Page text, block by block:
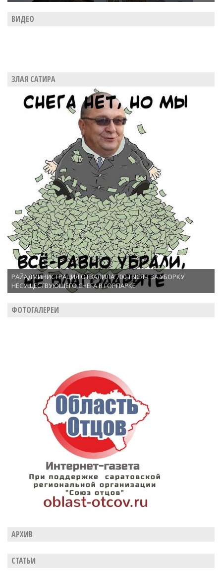
ВИДЕО
ЗЛАЯ САТИРА
РАЙАДМИНИСТРАЦИЯ ОТВАЛИЛА 700 ТЫСЯЧ ЗА УБОРКУ
НЕСУЩЕСТВУЮЩЕГО СНЕГА В ГОРПАРКЕ
ФОТОГАЛЕРЕИ
АРХИВ
СТАТЬИ